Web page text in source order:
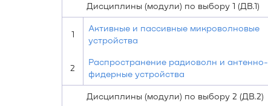
Дисциплины (модули) по выбору 1 (ДВ.1)
1
Активные и пассивные микроволновые
устройства
2
Распространение радиоволн и антенно-
фидерные устройства
Дисциплины (модули) по выбору 2 (ДВ.2)